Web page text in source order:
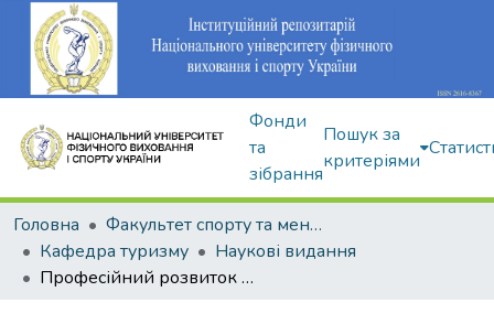
Фонди
та
зібрання
Пошук за
критеріями
Головна
Факультет спорту та менеджменту
Кафедра туризму
Наукові видання
Професійний розвиток фахівців сфери туризму в США та Канаді